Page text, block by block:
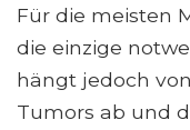
Für die meisten
die einzige
hängt jedoch
Tumors ab und